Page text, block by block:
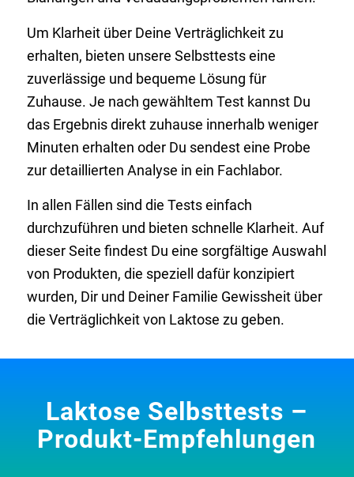
Um Klarheit über Deine Verträglichkeit zu
erhalten, bieten unsere Selbsttests eine
zuverlässige und bequeme Lösung für
Zuhause. Je nach gewähltem Test kannst Du
das Ergebnis direkt zuhause innerhalb weniger
Minuten erhalten oder Du sendest eine Probe
zur detaillierten Analyse in ein Fachlabor.
In allen Fällen sind die Tests einfach
durchzuführen und bieten schnelle Klarheit. Auf
dieser Seite findest Du eine sorgfältige Auswahl
von Produkten, die speziell dafür konzipiert
wurden, Dir und Deiner Familie Gewissheit über
die Verträglichkeit von Laktose zu geben.
Laktose Selbsttests –
Produkt-Empfehlungen